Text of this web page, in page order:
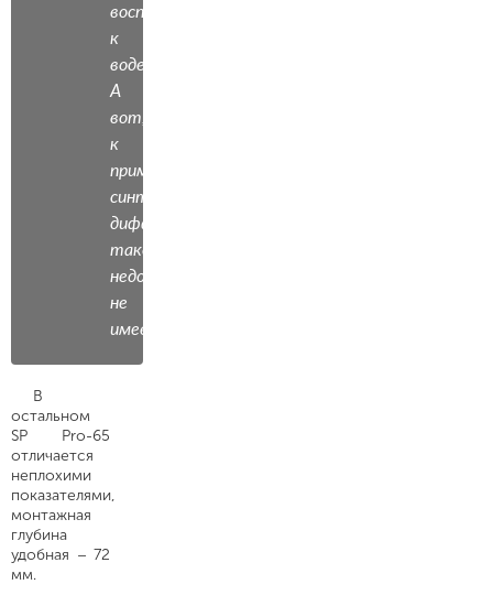
восприимчивого
к
воде.
А
вот,
к
примеру,
синтетический
диффузор
такой
недостаток
не
имеет.
В
остальном
SP Pro-65
отличается
неплохими
показателями,
монтажная
глубина
удобная – 72
мм.